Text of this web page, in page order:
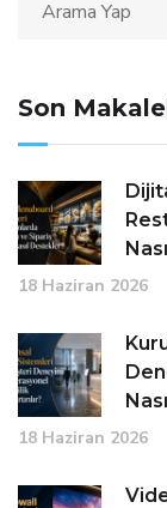
Son
18 Haziran 2026
18 Haziran 2026